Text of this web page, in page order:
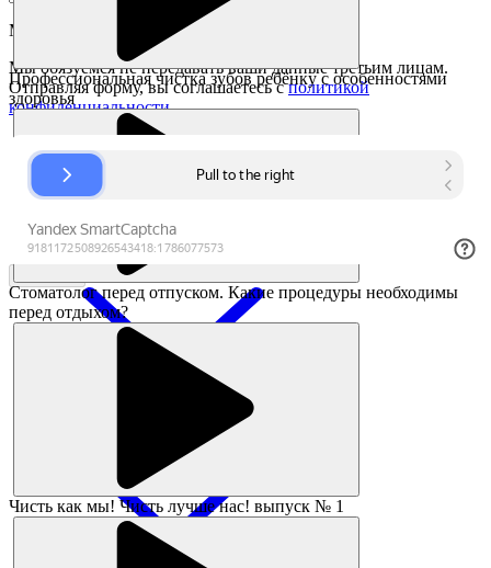
Профессиональная чистка зубов ребёнку с особенностями
здоровья
Стоматолог перед отпуском. Какие процедуры необходимы
перед отдыхом?
Чисть как мы! Чисть лучше нас! выпуск № 1
Мы перезвоним в течении
Мы обязуемся не передавать ваши данные третьим лицам.
Отправляя форму, вы соглашаетесь сполитикой
конфиденциальности